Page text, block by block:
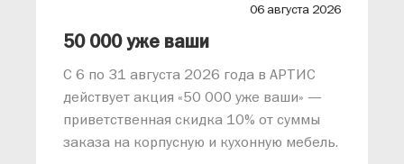
06 августа 2026
50 000 уже ваши
С 6 по 31 августа 2026 года в АРТИС
действует акция «50 000 уже ваши» —
приветственная скидка 10% от суммы
заказа на корпусную и кухонную мебель.